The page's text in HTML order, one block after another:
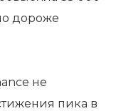
дороже
не
пика в